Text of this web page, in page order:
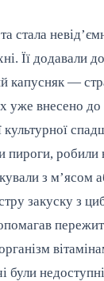
стала
Її додавали
капусняк —
уже внесено до
культурної
пироги, робили
з м’ясом
закуску з
були